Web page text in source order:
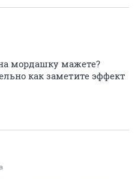
мордашку мажете?
как заметите эффект